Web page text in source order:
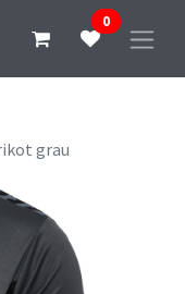
0
grau